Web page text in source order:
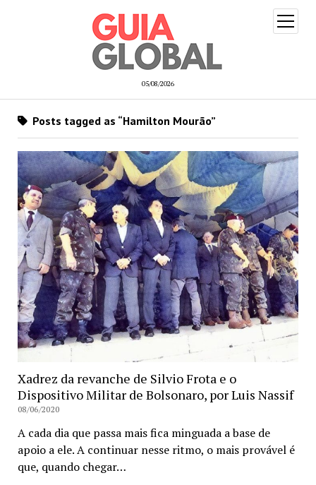
05/08/2026
open
menu
Posts tagged as “Hamilton Mourão”
Xadrez da revanche de Silvio Frota e o
Dispositivo Militar de Bolsonaro, por Luis Nassif
08/06/2020
A cada dia que passa mais fica minguada a base de
apoio a ele. A continuar nesse ritmo, o mais provável é
que, quando chegar…